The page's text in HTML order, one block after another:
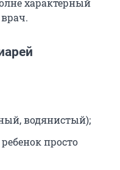
характерный
водянистый);
просто